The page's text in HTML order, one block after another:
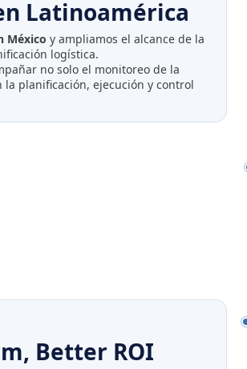
Latinoamérica
México y ampliamos el alcance de la
logística.
no solo el monitoreo de la
planificación, ejecución y control
Better ROI